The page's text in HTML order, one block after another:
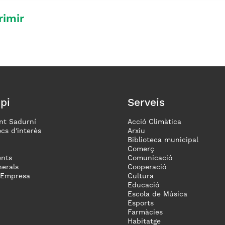
Sadurní
d'interès
Serveis
Acció Climàtica
Arxiu
Biblioteca municipal
Comerç
Comunicació
Cooperació
Cultura
Educació
Escola de Música
Esports
Farmàcies
Habitatge